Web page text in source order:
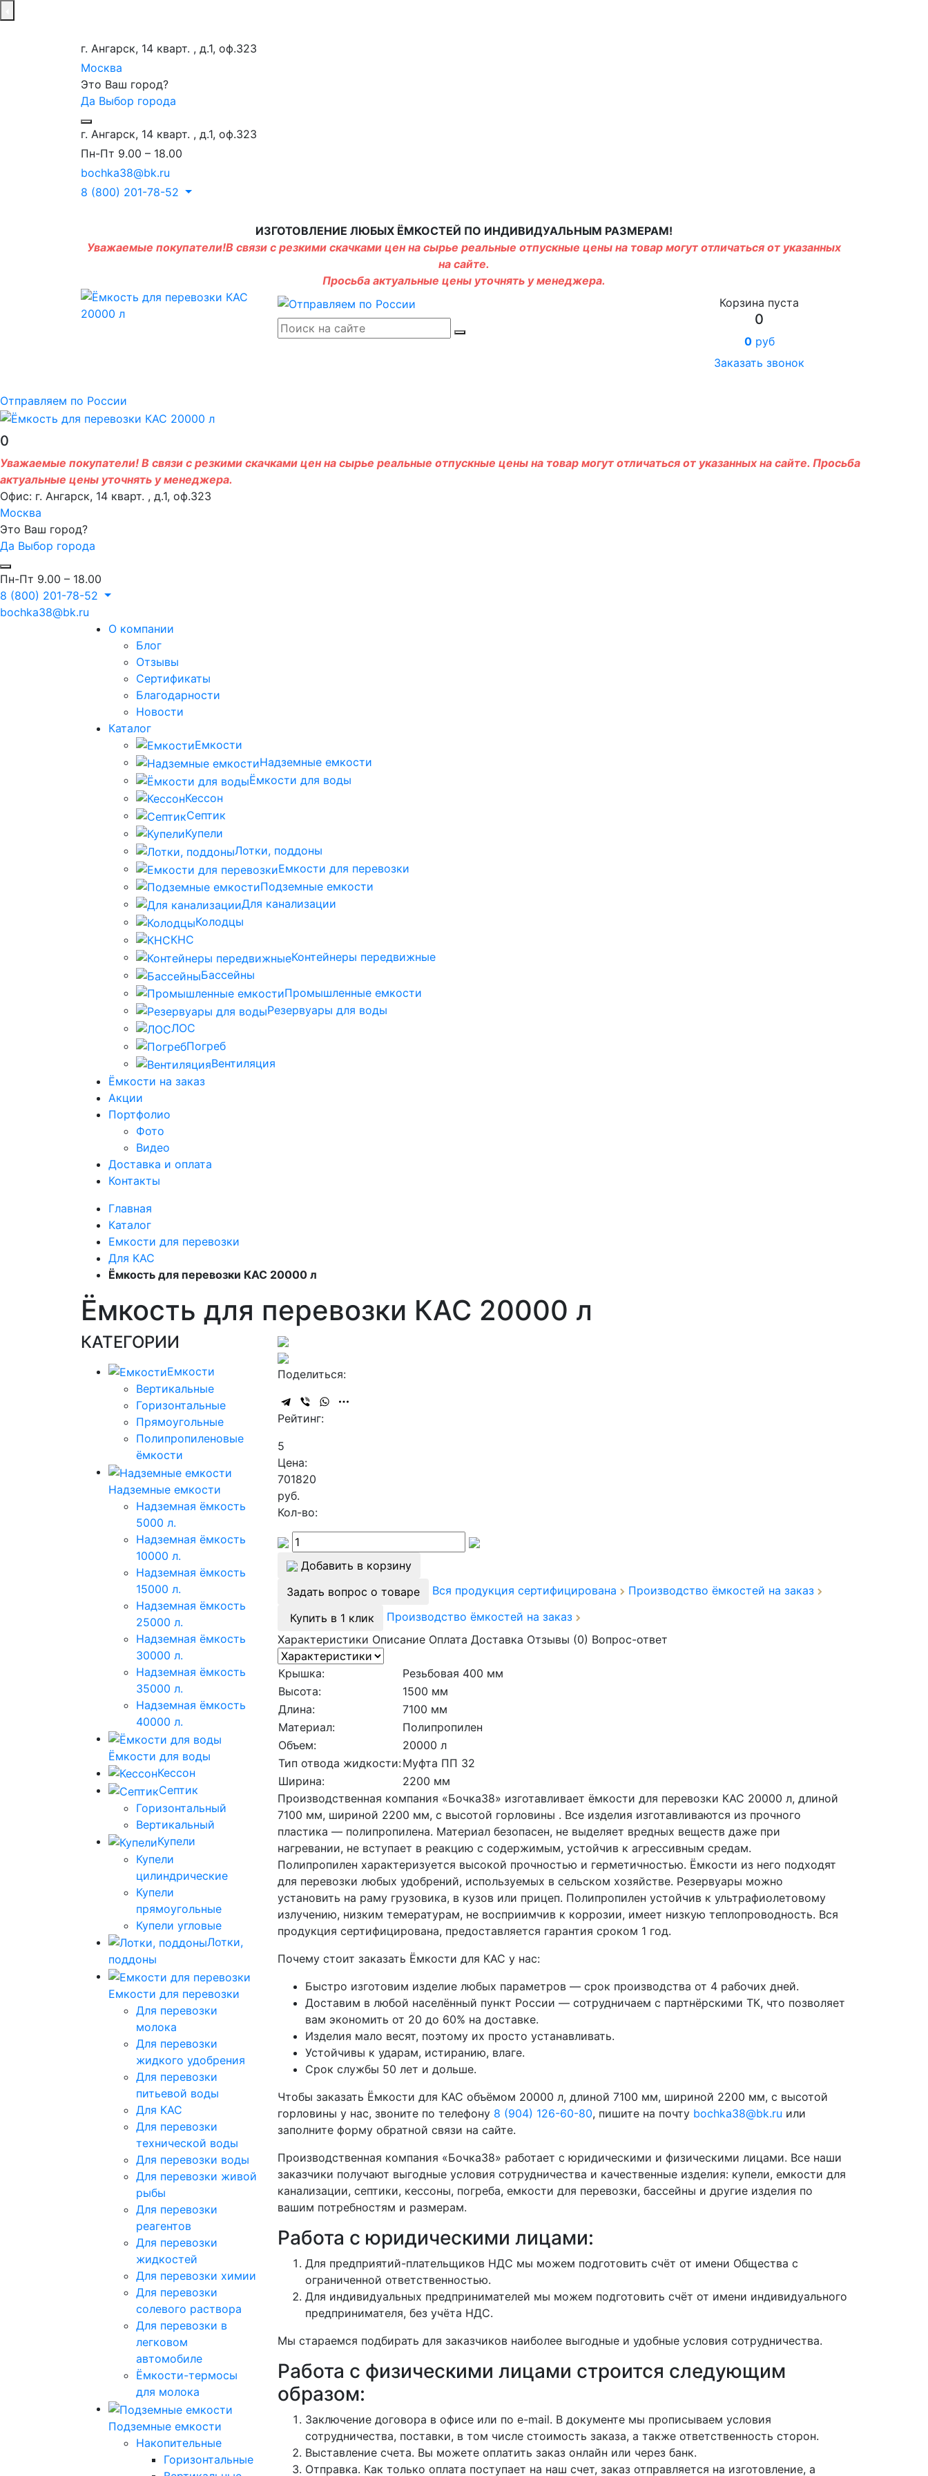
г. Ангарск, 14 кварт. , д.1, оф.323
Москва
Это Ваш город?
Да Выбор города
г. Ангарск, 14 кварт. , д.1, оф.323
Пн-Пт 9.00 – 18.00
bochka38@bk.ru
8 (800) 201-78-52
ИЗГОТОВЛЕНИЕ ЛЮБЫХ ЁМКОСТЕЙ ПО ИНДИВИДУАЛЬНЫМ РАЗМЕРАМ!
Уважаемые покупатели!В связи с резкими скачками цен на сырье реальные отпускные цены на товар могут отличаться от указанных
на сайте.
Просьба актуальные цены уточнять у менеджера.
Корзина пуста
0
0руб
Заказать звонок
Отправляем по России
0
Уважаемые покупатели! В связи с резкими скачками цен на сырье реальные отпускные цены на товар могут отличаться от указанных на сайте. Просьба
актуальные цены уточнять у менеджера.
Офис: г. Ангарск, 14 кварт. , д.1, оф.323
Москва
Это Ваш город?
Да Выбор города
Пн-Пт 9.00 – 18.00
8 (800) 201-78-52
bochka38@bk.ru
О компании
Блог
Отзывы
Сертификаты
Благодарности
Новости
Каталог
Емкости
Надземные емкости
Ёмкости для воды
Кессон
Септик
Купели
Лотки, поддоны
Емкости для перевозки
Подземные емкости
Для канализации
Колодцы
КНС
Контейнеры передвижные
Бассейны
Промышленные емкости
Резервуары для воды
ЛОС
Погреб
Вентиляция
Ёмкости на заказ
Акции
Портфолио
Фото
Видео
Доставка и оплата
Контакты
Главная
Каталог
Емкости для перевозки
Для КАС
Ёмкость для перевозки КАС 20000 л
Ёмкость для перевозки КАС 20000 л
КАТЕГОРИИ
Емкости
Вертикальные
Горизонтальные
Прямоугольные
Полипропиленовые
ёмкости
Надземные емкости
Надземная ёмкость
5000 л.
Надземная ёмкость
10000 л.
Надземная ёмкость
15000 л.
Надземная ёмкость
25000 л.
Надземная ёмкость
30000 л.
Надземная ёмкость
35000 л.
Надземная ёмкость
40000 л.
Ёмкости для воды
Кессон
Септик
Горизонтальный
Вертикальный
Купели
Купели
цилиндрические
Купели
прямоугольные
Купели угловые
Лотки,
поддоны
Емкости для перевозки
Для перевозки
молока
Для перевозки
жидкого удобрения
Для перевозки
питьевой воды
Для КАС
Для перевозки
технической воды
Для перевозки воды
Для перевозки живой
рыбы
Для перевозки
реагентов
Для перевозки
жидкостей
Для перевозки химии
Для перевозки
солевого раствора
Для перевозки в
легковом
автомобиле
Ёмкости-термосы
для молока
Подземные емкости
Накопительные
Горизонтальные
Поделиться:
Рейтинг:
5
Цена:
701820
руб.
Кол-во:
Добавить в корзину
Задать вопрос о товаре
Вся продукция сертифицирована
Производство ёмкостей на заказ
Купить в 1 клик
Производство ёмкостей на заказ
Характеристики Описание Оплата Доставка Отзывы (0) Вопрос-ответ
Крышка:
Резьбовая 400 мм
Высота:
1500 мм
Длина:
7100 мм
Материал:
Полипропилен
Объем:
20000 л
Тип отвода жидкости:Муфта ПП 32
Ширина:
2200 мм
Производственная компания «Бочка38» изготавливает ёмкости для перевозки КАС 20000 л, длиной
7100 мм, шириной 2200 мм, с высотой горловины . Все изделия изготавливаются из прочного
пластика — полипропилена. Материал безопасен, не выделяет вредных веществ даже при
нагревании, не вступает в реакцию с содержимым, устойчив к агрессивным средам.
Полипропилен характеризуется высокой прочностью и герметичностью. Ёмкости из него подходят
для перевозки любых удобрений, используемых в сельском хозяйстве. Резервуары можно
установить на раму грузовика, в кузов или прицеп. Полипропилен устойчив к ультрафиолетовому
излучению, низким темературам, не восприимчив к коррозии, имеет низкую теплопроводность. Вся
продукция сертифицирована, предоставляется гарантия сроком 1 год.
Почему стоит заказать Ёмкости для КАС у нас:
Быстро изготовим изделие любых параметров — срок производства от 4 рабочих дней.
Доставим в любой населённый пункт России — сотрудничаем с партнёрскими ТК, что позволяет
вам экономить от 20 до 60% на доставке.
Изделия мало весят, поэтому их просто устанавливать.
Устойчивы к ударам, истиранию, влаге.
Срок службы 50 лет и дольше.
Чтобы заказать Ёмкости для КАС объёмом 20000 л, длиной 7100 мм, шириной 2200 мм, с высотой
горловины у нас, звоните по телефону 8 (904) 126-60-80, пишите на почту bochka38@bk.ru или
заполните форму обратной связи на сайте.
Производственная компания «Бочка38» работает с юридическими и физическими лицами. Все наши
заказчики получают выгодные условия сотрудничества и качественные изделия: купели, емкости для
канализации, септики, кессоны, погреба, емкости для перевозки, бассейны и другие изделия по
вашим потребностям и размерам.
Работа с юридическими лицами:
Для предприятий-плательщиков НДС мы можем подготовить счёт от имени Общества с
ограниченной ответственностью.
Для индивидуальных предпринимателей мы можем подготовить счёт от имени индивидуального
предпринимателя, без учёта НДС.
Мы стараемся подбирать для заказчиков наиболее выгодные и удобные условия сотрудничества.
Работа с физическими лицами строится следующим
образом:
Заключение договора в офисе или по e-mail. В документе мы прописываем условия
сотрудничества, поставки, в том числе стоимость заказа, а также ответственность сторон.
Выставление счета. Вы можете оплатить заказ онлайн или через банк.
Отправка. Как только оплата поступает на наш счет, заказ отправляется на изготовление, а